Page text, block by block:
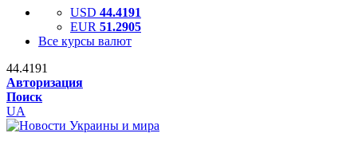
USD 44.4191
EUR 51.2905
Все курсы валют
44.4191
Авторизация
Поиск
UA